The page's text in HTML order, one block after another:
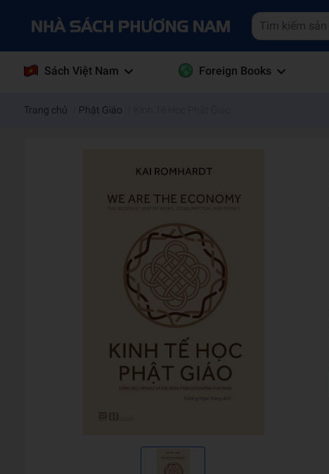
Sách Việt Nam Foreign Books
Trang chủ Phật Giáo